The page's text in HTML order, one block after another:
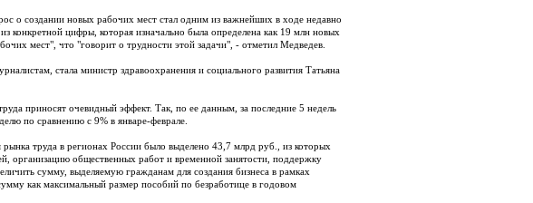
о создании новых рабочих мест стал одним из важнейших в ходе недавно
цифры, которая изначально была определена как 19 млн новых
мест", что "говорит о трудности этой задачи", - отметил Медведев.
стала министр здравоохранения и социального развития Татьяна
приносят очевидный эффект. Так, по ее данным, за последние 5 недель
по сравнению с 9% в январе-феврале.
труда в регионах России было выделено 43,7 млрд руб., из которых
организацию общественных работ и временной занятости, поддержку
сумму, выделяемую гражданам для создания бизнеса в рамках
как максимальный размер пособий по безработице в годовом